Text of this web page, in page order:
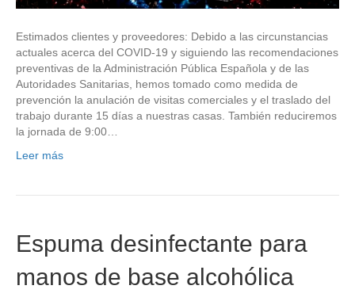
Estimados clientes y proveedores: Debido a las circunstancias
actuales acerca del COVID-19 y siguiendo las recomendaciones
preventivas de la Administración Pública Española y de las
Autoridades Sanitarias, hemos tomado como medida de
prevención la anulación de visitas comerciales y el traslado del
trabajo durante 15 días a nuestras casas. También reduciremos
la jornada de 9:00…
Leer más
Espuma desinfectante para
manos de base alcohólica